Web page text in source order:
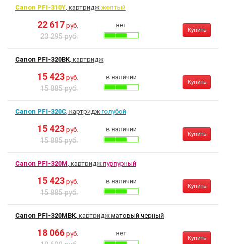
Canon PFI-310Y, картридж желтый
22 617 руб.
23 295 руб.
нет
Купить
Canon PFI-320BK, картридж
15 423 руб.
15 885 руб.
в наличии
Купить
Canon PFI-320C, картридж голубой
15 423 руб.
15 885 руб.
в наличии
Купить
Canon PFI-320M, картридж пурпурный
15 423 руб.
15 885 руб.
в наличии
Купить
Canon PFI-320MBK, картридж матовый черный
18 066 руб. нет
Купить